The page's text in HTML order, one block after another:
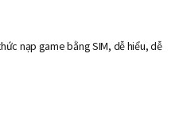
nạp game bằng SIM, dễ hiểu, dễ